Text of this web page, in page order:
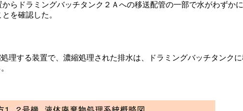
らドラミングバッチタンク２Ａへの移送配管の一部で水がわずか
を確認した。
する装置で、濃縮処理された排水は、ドラミングバッチタンク